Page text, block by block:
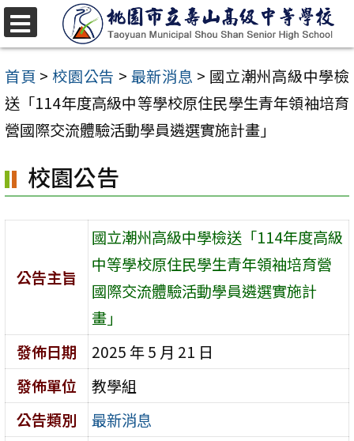
跳
至
主
要
內
區
首頁 > 校園公告 > 最新消息 > 國立潮州高級中學檢
送「114年度高級中等學校原住民學生青年領袖培育
營國際交流體驗活動學員遴選實施計畫」
校園公告
公告主旨
國立潮州高級中學檢送「114年度高級
中等學校原住民學生青年領袖培育營
國際交流體驗活動學員遴選實施計
畫」
發佈日期
2025 年 5 月 21 日
發佈單位
教學組
公告類別
最新消息
選
單